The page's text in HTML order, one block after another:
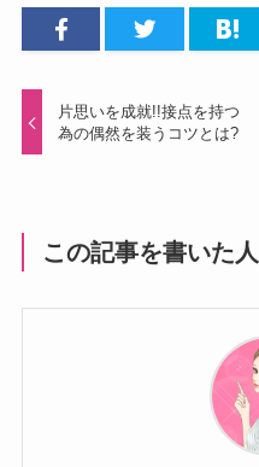
片思いを成就!!接点を持つ
為の偶然を装うコツとは?
この記事を書いた人